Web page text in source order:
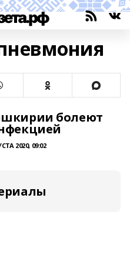
болеют
2020, 09:02